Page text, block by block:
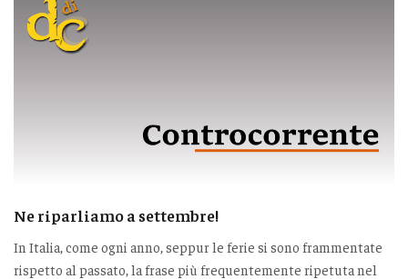
Ne riparliamo a settembre!
In Italia, come ogni anno, seppur le ferie si sono frammentate
rispetto al passato, la frase più frequentemente ripetuta nel